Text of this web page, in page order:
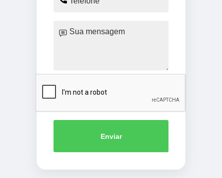
Enviar